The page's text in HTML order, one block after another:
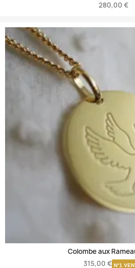
280,00 €
Colombe aux
315,00 € N°1